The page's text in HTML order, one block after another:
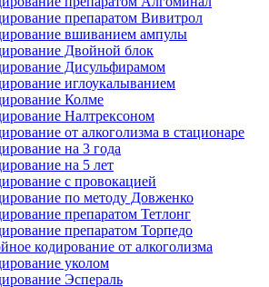
препаратом Вивитрол
вшиванием ампулы
Двойной блок
Дисульфирамом
иглоукалыванием
Колме
Налтрексоном
от алкоголизма в стационаре
на 3 года
на 5 лет
с провокацией
по методу Довженко
препаратом Тетлонг
препаратом Торпедо
кодирование от алкоголизма
уколом
Эспераль